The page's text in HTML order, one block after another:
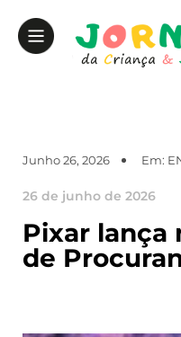
Junho 26, 2026 Em:
26 de junho de 2026
Pixar lança
de